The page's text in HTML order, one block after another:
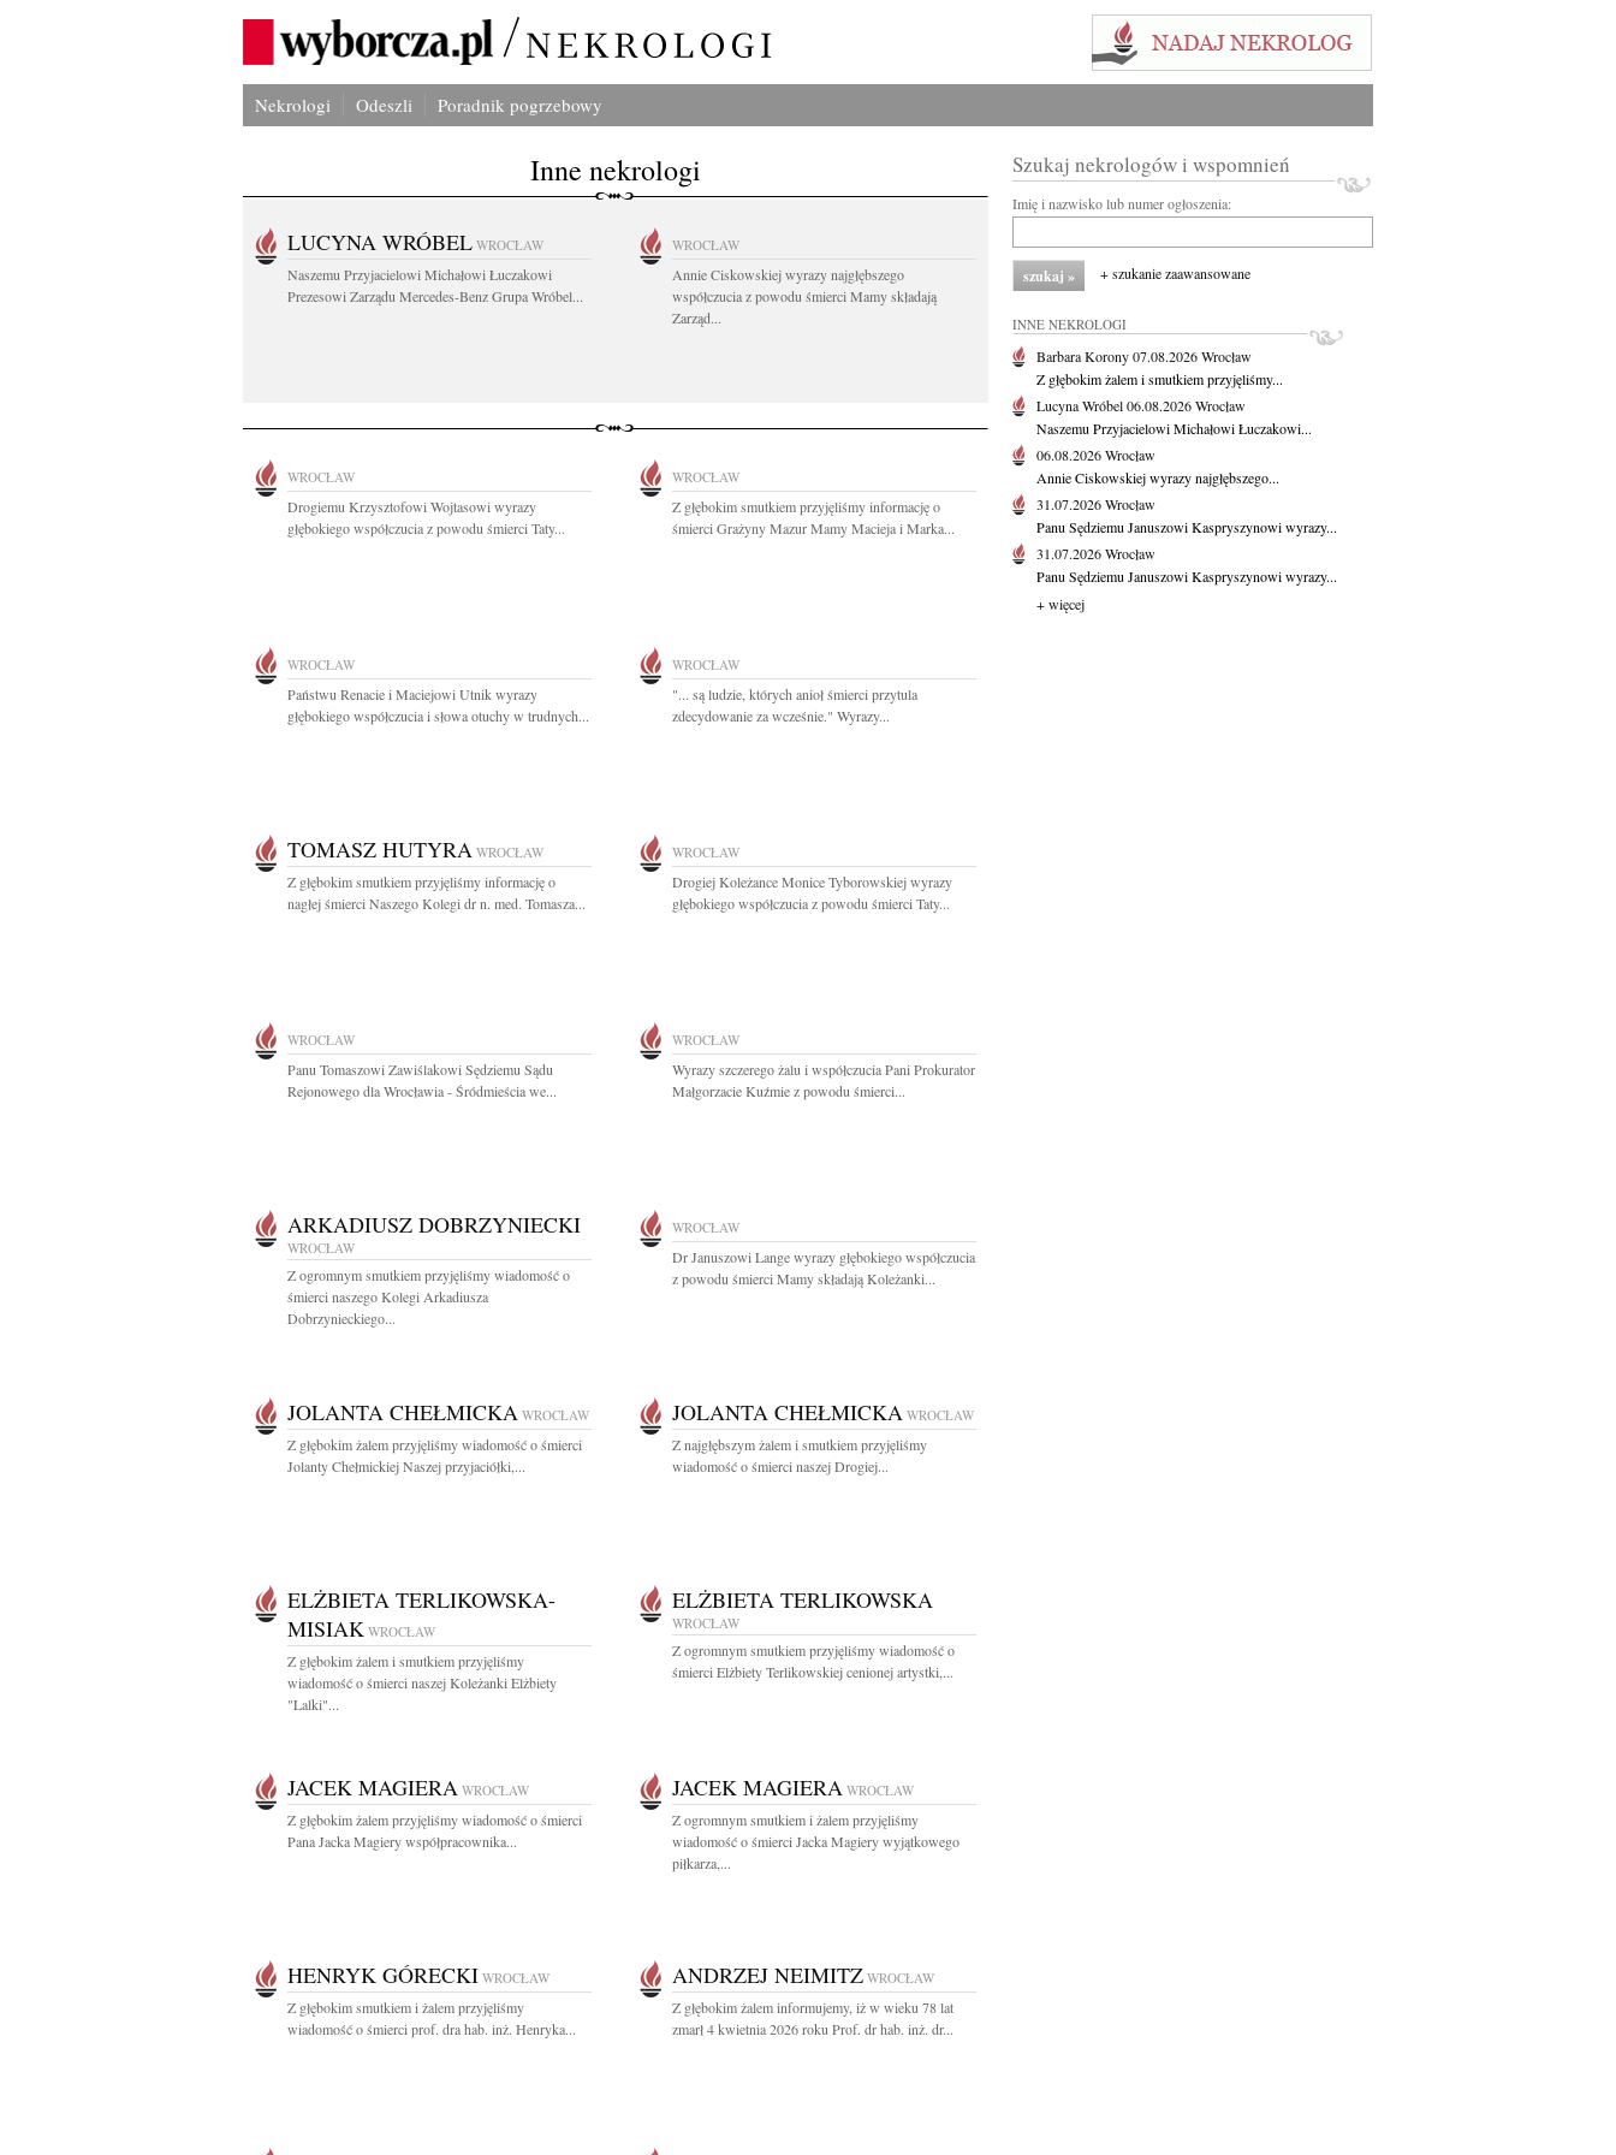
Nekrologi Odeszli Poradnik pogrzebowy
Inne nekrologi
LUCYNA WRÓBEL WROCŁAW
Naszemu Przyjacielowi Michałowi Łuczakowi
Prezesowi Zarządu Mercedes-Benz Grupa Wróbel...
WROCŁAW
Annie Ciskowskiej wyrazy najgłębszego
współczucia z powodu śmierci Mamy składają
Zarząd...
WROCŁAW
Drogiemu Krzysztofowi Wojtasowi wyrazy
głębokiego współczucia z powodu śmierci Taty...
WROCŁAW
Z głębokim smutkiem przyjęliśmy informację o
śmierci Grażyny Mazur Mamy Macieja i Marka...
WROCŁAW
Państwu Renacie i Maciejowi Utnik wyrazy
głębokiego współczucia i słowa otuchy w trudnych...
WROCŁAW
"... są ludzie, których anioł śmierci przytula
zdecydowanie za wcześnie." Wyrazy...
TOMASZ HUTYRA WROCŁAW
Z głębokim smutkiem przyjęliśmy informację o
nagłej śmierci Naszego Kolegi dr n. med. Tomasza...
WROCŁAW
Drogiej Koleżance Monice Tyborowskiej wyrazy
głębokiego współczucia z powodu śmierci Taty...
WROCŁAW
Panu Tomaszowi Zawiślakowi Sędziemu Sądu
Rejonowego dla Wrocławia - Śródmieścia we...
WROCŁAW
Wyrazy szczerego żalu i współczucia Pani Prokurator
Małgorzacie Kuźmie z powodu śmierci...
ARKADIUSZ DOBRZYNIECKI
WROCŁAW
Z ogromnym smutkiem przyjęliśmy wiadomość o
śmierci naszego Kolegi Arkadiusza
Dobrzynieckiego...
WROCŁAW
Dr Januszowi Lange wyrazy głębokiego współczucia
z powodu śmierci Mamy składają Koleżanki...
JOLANTA CHEŁMICKA WROCŁAW
Z głębokim żalem przyjęliśmy wiadomość o śmierci
Jolanty Chełmickiej Naszej przyjaciółki,...
JOLANTA CHEŁMICKA WROCŁAW
Z najgłębszym żalem i smutkiem przyjęliśmy
wiadomość o śmierci naszej Drogiej...
ELŻBIETA TERLIKOWSKA-
MISIAK WROCŁAW
Z głębokim żalem i smutkiem przyjęliśmy
wiadomość o śmierci naszej Koleżanki Elżbiety
"Lalki"...
ELŻBIETA TERLIKOWSKA
WROCŁAW
Z ogromnym smutkiem przyjęliśmy wiadomość o
śmierci Elżbiety Terlikowskiej cenionej artystki,...
JACEK MAGIERA WROCŁAW
Z głębokim żalem przyjęliśmy wiadomość o śmierci
Pana Jacka Magiery współpracownika...
JACEK MAGIERA WROCŁAW
Z ogromnym smutkiem i żalem przyjęliśmy
wiadomość o śmierci Jacka Magiery wyjątkowego
piłkarza,...
HENRYK GÓRECKI WROCŁAW
Z głębokim smutkiem i żalem przyjęliśmy
wiadomość o śmierci prof. dra hab. inż. Henryka...
ANDRZEJ NEIMITZ WROCŁAW
Z głębokim żalem informujemy, iż w wieku 78 lat
zmarł 4 kwietnia 2026 roku Prof. dr hab. inż. dr...
Szukaj nekrologów i wspomnień
Imię i nazwisko lub numer ogłoszenia:
+ szukanie zaawansowane
INNE NEKROLOGI
Barbara Korony07.08.2026Wrocław
Z głębokim żalem i smutkiem przyjęliśmy...
Lucyna Wróbel06.08.2026Wrocław
Naszemu Przyjacielowi Michałowi Łuczakowi...
06.08.2026Wrocław
Annie Ciskowskiej wyrazy najgłębszego...
31.07.2026Wrocław
Panu Sędziemu Januszowi Kaspryszynowi wyrazy...
31.07.2026Wrocław
Panu Sędziemu Januszowi Kaspryszynowi wyrazy...
+ więcej